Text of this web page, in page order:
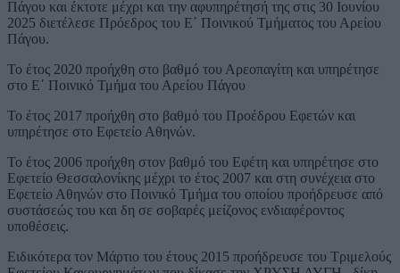
Πάγου και έκτοτε μέχρι και την αφυπηρέτησή της στις 30 Ιουνίου
2025 διετέλεσε Πρόεδρος του Ε΄ Ποινικού Τμήματος του Αρείου
Πάγου.
Το έτος 2020 προήχθη στο βαθμό του Αρεοπαγίτη και υπηρέτησε
στο Ε΄ Ποινικό Τμήμα του Αρείου Πάγου
Το έτος 2017 προήχθη στο βαθμό του Προέδρου Εφετών και
υπηρέτησε στο Εφετείο Αθηνών.
Το έτος 2006 προήχθη στον βαθμό του Εφέτη και υπηρέτησε στο
Εφετείο Θεσσαλονίκης μέχρι το έτος 2007 και στη συνέχεια στο
Εφετείο Αθηνών στο Ποινικό Τμήμα του οποίου προήδρευσε από
συστάσεώς του και δη σε σοβαρές μείζονος ενδιαφέροντος
υποθέσεις.
Ειδικότερα τον Μάρτιο του έτους 2015 προήδρευσε του Τριμελούς